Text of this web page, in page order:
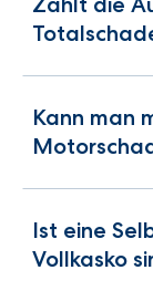
Kann man
Ist eine
Vollkasko